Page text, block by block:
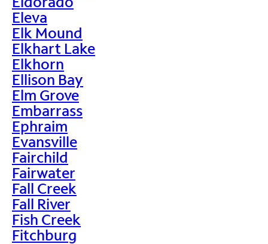
Eleva
Elk Mound
Elkhart Lake
Elkhorn
Ellison Bay
Elm Grove
Embarrass
Ephraim
Evansville
Fairchild
Fairwater
Fall Creek
Fall River
Fish Creek
Fitchburg